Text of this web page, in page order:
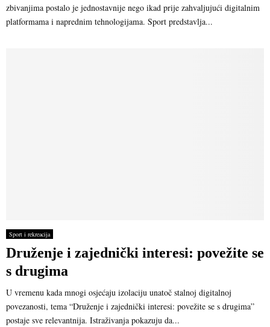
zbivanjima postalo je jednostavnije nego ikad prije zahvaljujući digitalnim
platformama i naprednim tehnologijama. Sport predstavlja...
Sport i rekreacija
Druženje i zajednički interesi: povežite se
s drugima
U vremenu kada mnogi osjećaju izolaciju unatoč stalnoj digitalnoj
povezanosti, tema “Druženje i zajednički interesi: povežite se s drugima”
postaje sve relevantnija. Istraživanja pokazuju da...